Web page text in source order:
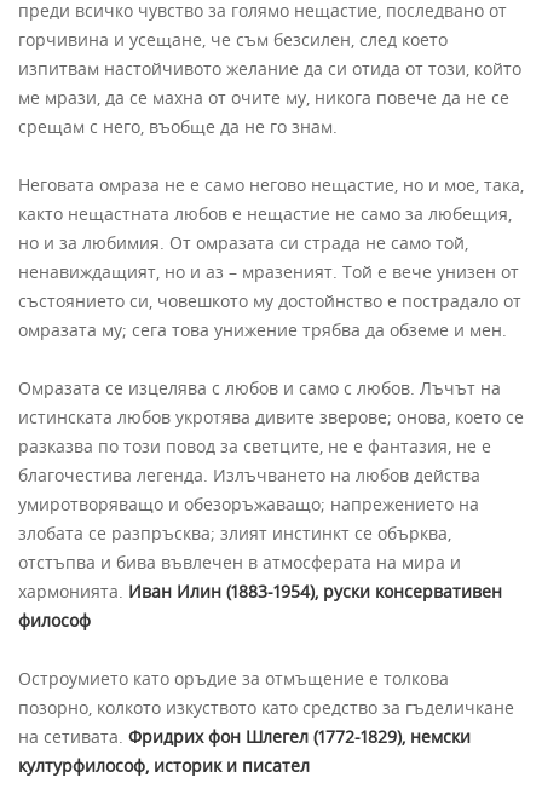
преди всичко чувство за голямо нещастие, последвано от
горчивина и усещане, че съм безсилен, след което
изпитвам настойчивото желание да си отида от този, който
ме мрази, да се махна от очите му, никога повече да не се
срещам с него, въобще да не го знам.
Неговата омраза не е само негово нещастие, но и мое, така,
както нещастната любов е нещастие не само за любещия,
но и за любимия. От омразата си страда не само той,
ненавиждащият, но и аз – мразеният. Той е вече унизен от
състоянието си, човешкото му достойнство е пострадало от
омразата му; сега това унижение трябва да обземе и мен.
Омразата се изцелява с любов и само с любов. Лъчът на
истинската любов укротява дивите зверове; онова, което се
разказва по този повод за светците, не е фантазия, не е
благочестива легенда. Излъчването на любов действа
умиротворяващо и обезоръжаващо; напрежението на
злобата се разпръсква; злият инстинкт се обърква,
отстъпва и бива въвлечен в атмосферата на мира и
хармонията. Иван Илин (1883-1954), руски консервативен
философ
Остроумието като оръдие за отмъщение е толкова
позорно, колкото изкуството като средство за гъделичкане
на сетивата. Фридрих фон Шлегел (1772-1829), немски
културфилософ, историк и писател